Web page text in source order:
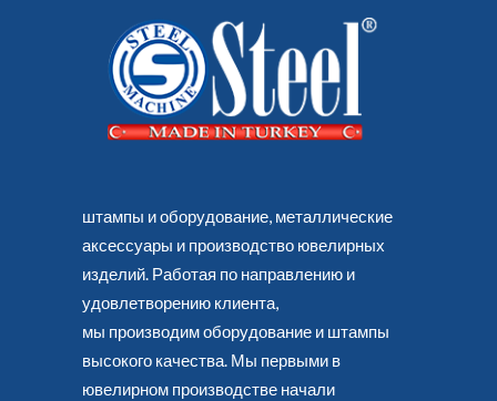
штампы и оборудование, металлические
аксессуары и производство ювелирных
изделий. Работая по направлению и
удовлетворению клиента,
мы производим оборудование и штампы
высокого качества. Мы первыми в
ювелирном производстве начали